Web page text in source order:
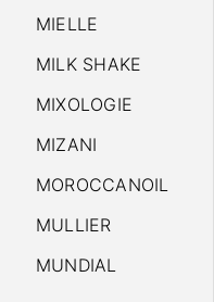
MIELLE
MILK SHAKE
MIXOLOGIE
MIZANI
MOROCCANOIL
MULLIER
MUNDIAL